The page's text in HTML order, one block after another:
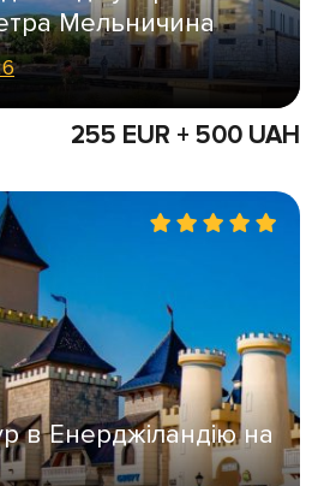
Мельничина
255 EUR + 500 UAH
в Енерджіландію на